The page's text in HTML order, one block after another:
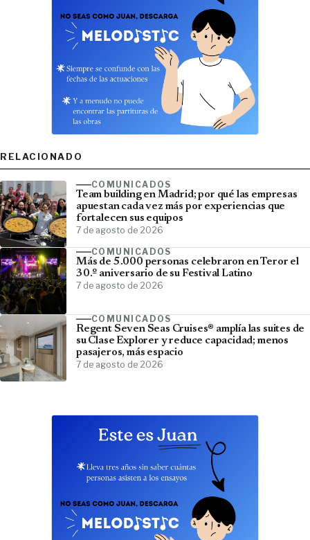
RELACIONADO
COMUNICADOS
Team building en Madrid; por qué las empresas
apuestan cada vez más por experiencias que
fortalecen sus equipos
7 de agosto de 2026
COMUNICADOS
Más de 5.000 personas celebraron en Teror el
30.º aniversario de su Festival Latino
7 de agosto de 2026
COMUNICADOS
Regent Seven Seas Cruises® amplía las suites de
su Clase Explorer y reduce capacidad; menos
pasajeros, más espacio
7 de agosto de 2026